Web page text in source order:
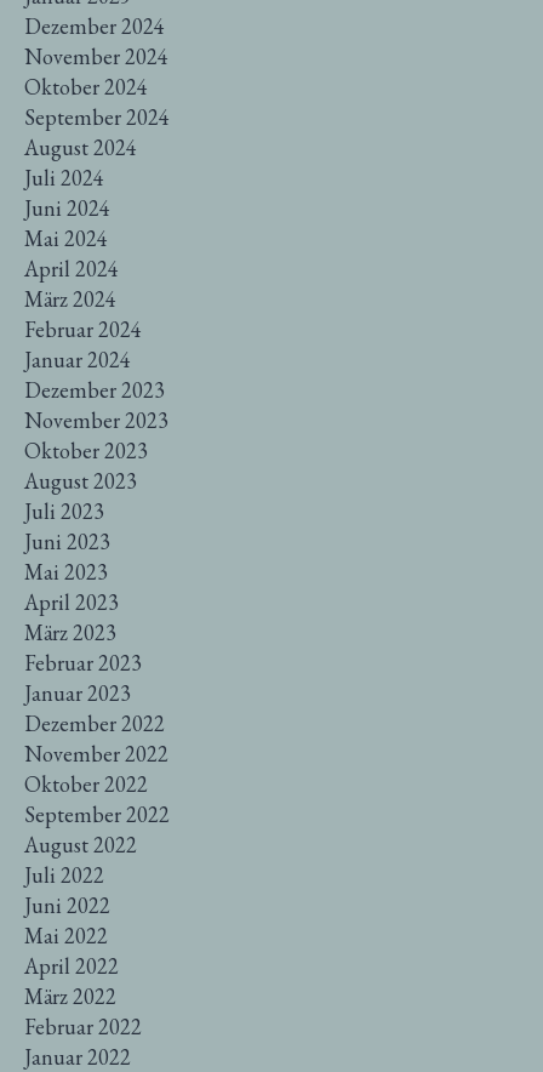
Dezember 2024
November 2024
Oktober 2024
September 2024
August 2024
Juli 2024
Juni 2024
Mai 2024
April 2024
März 2024
Februar 2024
Januar 2024
Dezember 2023
November 2023
Oktober 2023
August 2023
Juli 2023
Juni 2023
Mai 2023
April 2023
März 2023
Februar 2023
Januar 2023
Dezember 2022
November 2022
Oktober 2022
September 2022
August 2022
Juli 2022
Juni 2022
Mai 2022
April 2022
März 2022
Februar 2022
Januar 2022